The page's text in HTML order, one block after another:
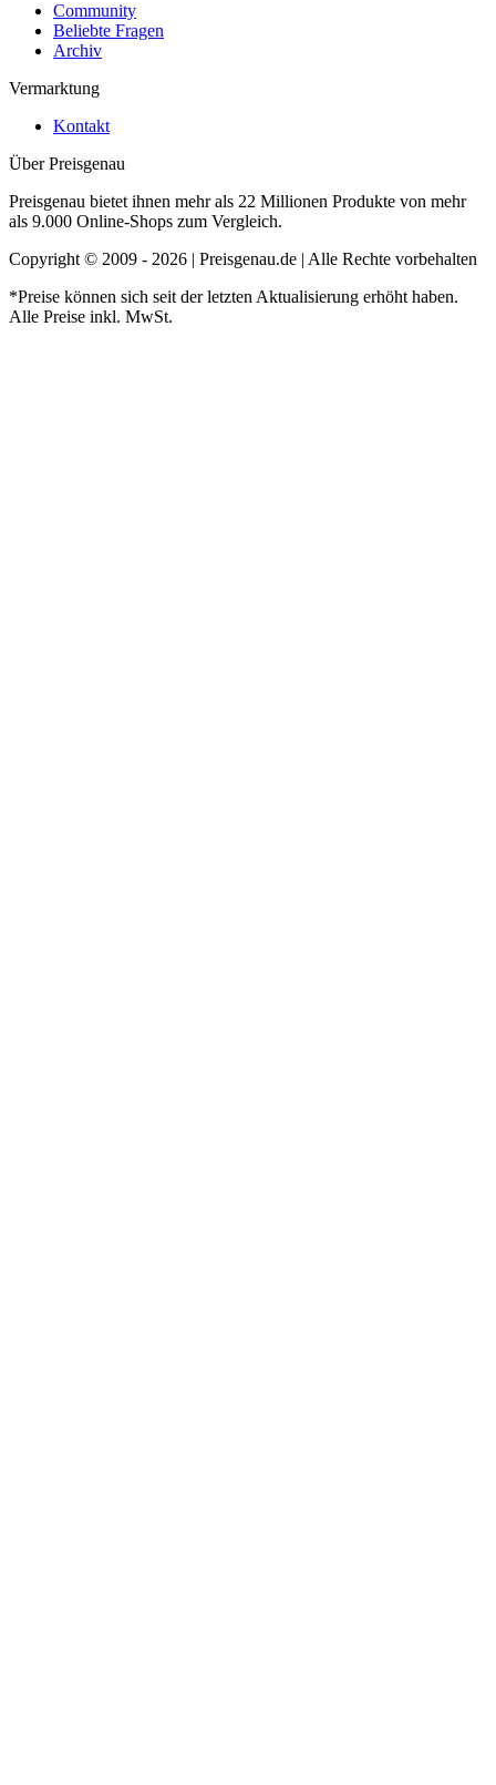
Community
Beliebte Fragen
Archiv
Vermarktung
Kontakt
Über Preisgenau
Preisgenau bietet ihnen mehr als 22 Millionen Produkte von mehr
als 9.000 Online-Shops zum Vergleich.
Copyright © 2009 - 2026 | Preisgenau.de | Alle Rechte vorbehalten
*Preise können sich seit der letzten Aktualisierung erhöht haben.
Alle Preise inkl. MwSt.